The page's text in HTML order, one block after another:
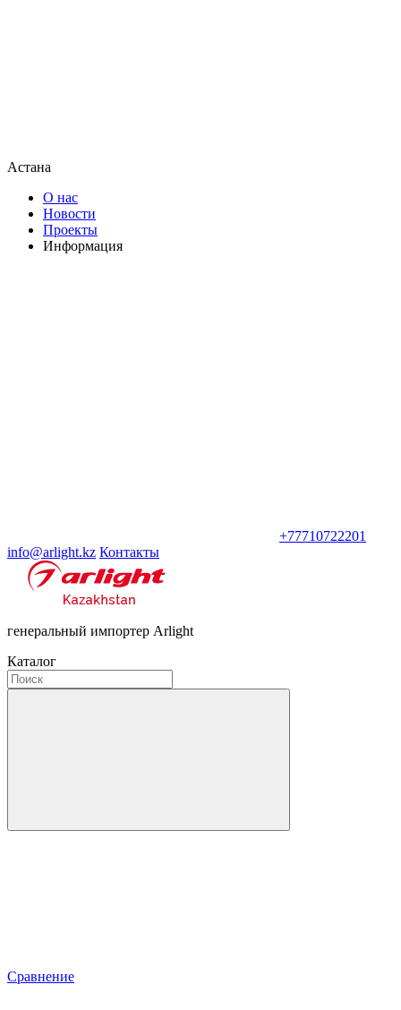
Астана
О нас
Новости
Проекты
Информация
+77710722201
info@arlight.kz Контакты
генеральный импортер Arlight
Каталог
Сравнение